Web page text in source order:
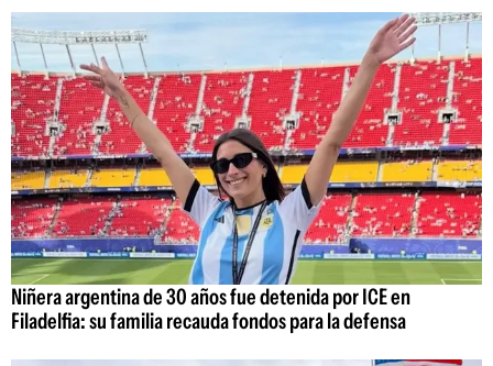
Niñera argentina de 30 años fue detenida por ICE en
Filadelfia: su familia recauda fondos para la defensa